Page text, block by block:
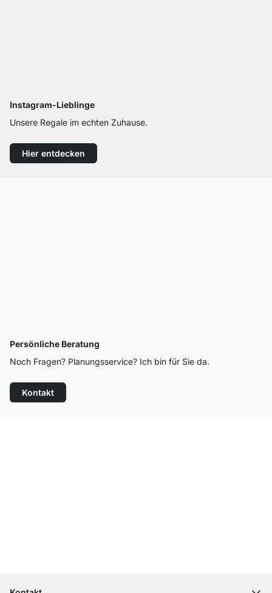
Instagram-Lieblinge
Unsere Regale im echten Zuhause.
Hier entdecken
Persönliche Beratung
Noch Fragen? Planungsservice? Ich bin für Sie da.
Kontakt